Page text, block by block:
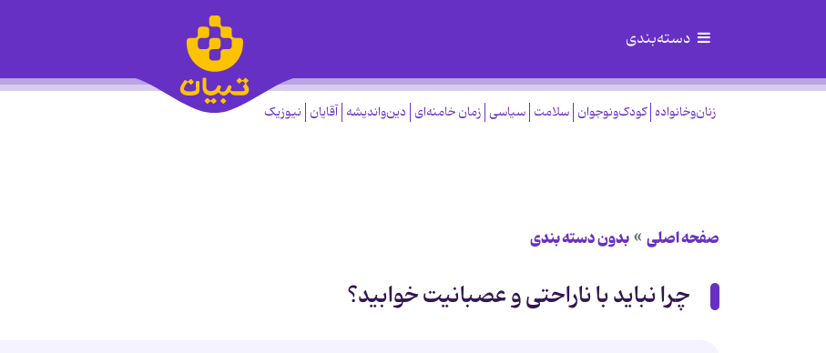
دسته‌بندی
زنان‌وخانواده کودک‌ونوجوان سلامت سیاسی زمان خامنه‌ای دین‌واندیشه آقایان نیوزیک
صفحه اصلی بدون دسته بندی
چرا نباید با ناراحتی و عصبانیت خوابید؟